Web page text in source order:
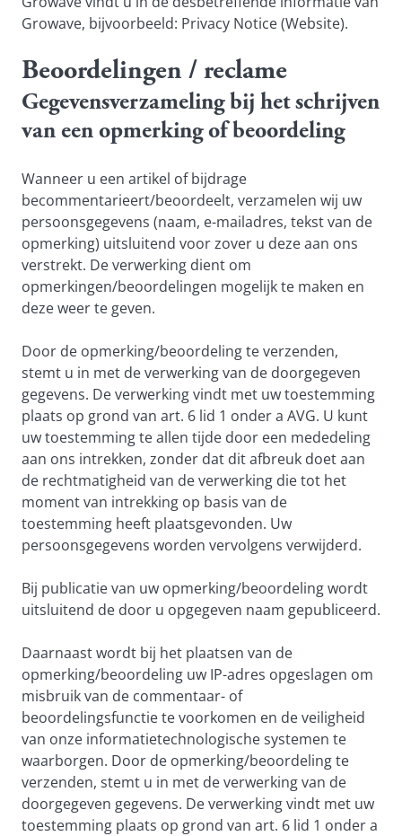
Growave, bijvoorbeeld: Privacy Notice (Website).
Beoordelingen / reclame
Gegevensverzameling bij het schrijven
van een opmerking of beoordeling
Wanneer u een artikel of bijdrage
becommentarieert/beoordeelt, verzamelen wij uw
persoonsgegevens (naam, e-mailadres, tekst van de
opmerking) uitsluitend voor zover u deze aan ons
verstrekt. De verwerking dient om
opmerkingen/beoordelingen mogelijk te maken en
deze weer te geven.
Door de opmerking/beoordeling te verzenden,
stemt u in met de verwerking van de doorgegeven
gegevens. De verwerking vindt met uw toestemming
plaats op grond van art. 6 lid 1 onder a AVG. U kunt
uw toestemming te allen tijde door een mededeling
aan ons intrekken, zonder dat dit afbreuk doet aan
de rechtmatigheid van de verwerking die tot het
moment van intrekking op basis van de
toestemming heeft plaatsgevonden. Uw
persoonsgegevens worden vervolgens verwijderd.
Bij publicatie van uw opmerking/beoordeling wordt
uitsluitend de door u opgegeven naam gepubliceerd.
Daarnaast wordt bij het plaatsen van de
opmerking/beoordeling uw IP-adres opgeslagen om
misbruik van de commentaar- of
beoordelingsfunctie te voorkomen en de veiligheid
van onze informatietechnologische systemen te
waarborgen. Door de opmerking/beoordeling te
verzenden, stemt u in met de verwerking van de
doorgegeven gegevens. De verwerking vindt met uw
toestemming plaats op grond van art. 6 lid 1 onder a